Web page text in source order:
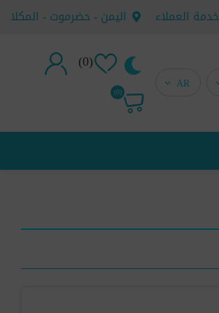
خدمة العملاء اليمن - حضرموت - المكلا
(0)
تسجيل جديد(0)